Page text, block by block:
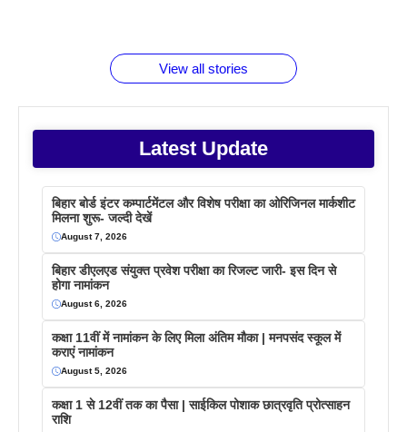
View all stories
Latest Update
बिहार बोर्ड इंटर कम्पार्टमेंटल और विशेष परीक्षा का ओरिजिनल मार्कशीट
मिलना शुरू- जल्दी देखें
August 7, 2026
बिहार डीएलएड संयुक्त प्रवेश परीक्षा का रिजल्ट जारी- इस दिन से
होगा नामांकन
August 6, 2026
कक्षा 11वीं में नामांकन के लिए मिला अंतिम मौका | मनपसंद स्कूल में
कराएं नामांकन
August 5, 2026
कक्षा 1 से 12वीं तक का पैसा | साईकिल पोशाक छात्रवृति प्रोत्साहन
राशि